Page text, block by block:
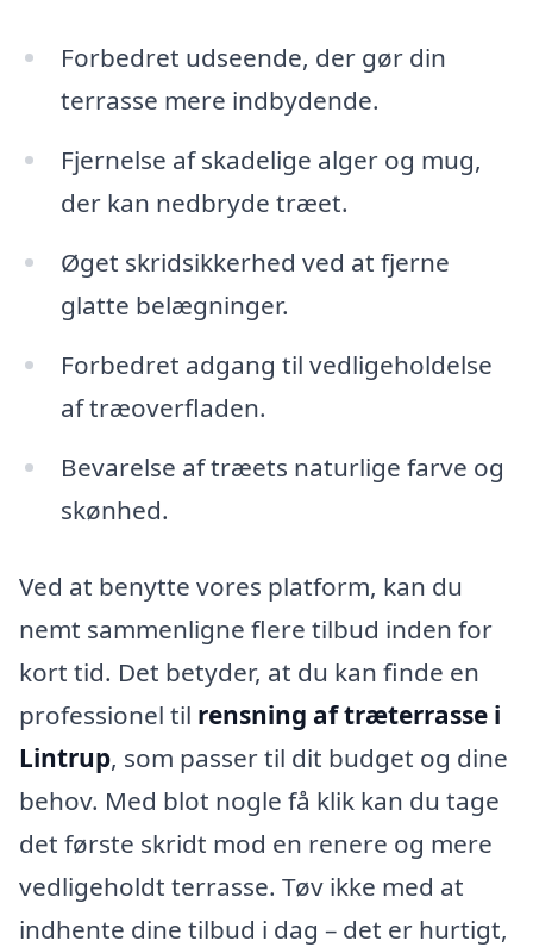
Forbedret udseende, der gør din
terrasse mere indbydende.
Fjernelse af skadelige alger og mug,
der kan nedbryde træet.
Øget skridsikkerhed ved at fjerne
glatte belægninger.
Forbedret adgang til vedligeholdelse
af træoverfladen.
Bevarelse af træets naturlige farve og
skønhed.
Ved at benytte vores platform, kan du
nemt sammenligne flere tilbud inden for
kort tid. Det betyder, at du kan finde en
professionel til rensning af træterrasse i
Lintrup, som passer til dit budget og dine
behov. Med blot nogle få klik kan du tage
det første skridt mod en renere og mere
vedligeholdt terrasse. Tøv ikke med at
indhente dine tilbud i dag – det er hurtigt,